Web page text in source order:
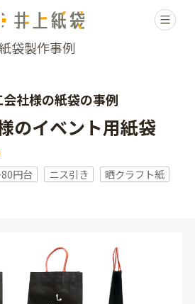
袋製作事例
社様の紙袋の事例
のイベント用紙袋
円台 ニス引き
晒クラフト紙